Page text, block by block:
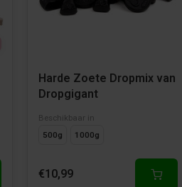
Harde Zoete Dropmix van
Dropgigant
Beschikbaar in
500g
1000g
€10,99